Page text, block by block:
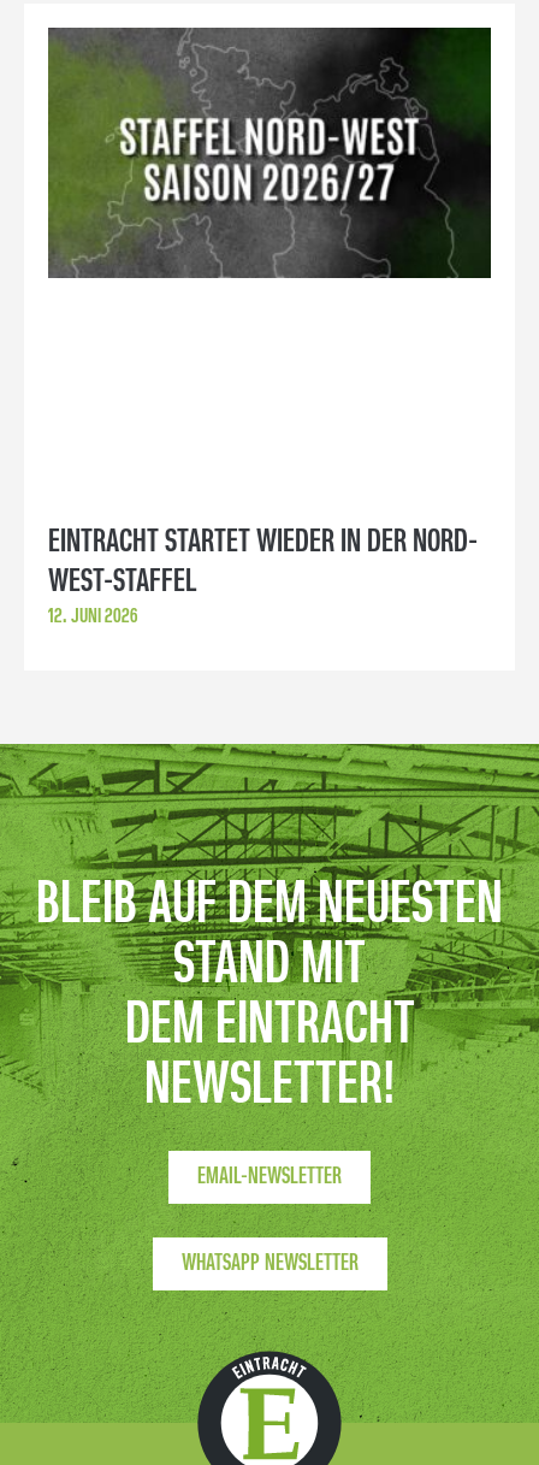
EINTRACHT STARTET WIEDER IN DER NORD-
WEST-STAFFEL
12. JUNI 2026
BLEIB AUF DEM NEUESTEN
STAND MIT
DEM EINTRACHT
NEWSLETTER!
EMAIL-NEWSLETTER
WHATSAPP NEWSLETTER